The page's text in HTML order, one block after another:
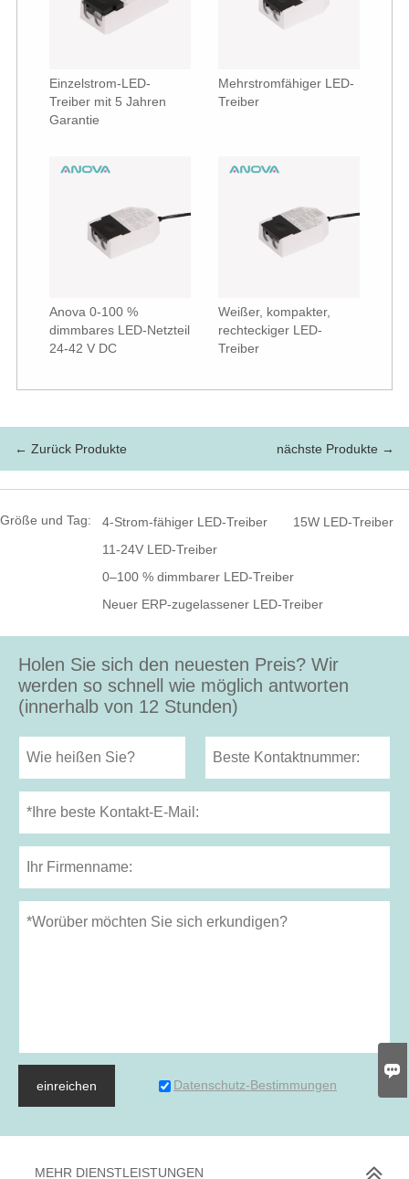
Einzelstrom-LED-
Treiber mit 5 Jahren
Garantie
Mehrstromfähiger LED-
Treiber
Anova 0-100 %
dimmbares LED-Netzteil
24-42 V DC
Weißer, kompakter,
rechteckiger LED-
Treiber
← Zurück Produkte nächste Produkte →
Größe und Tag: 4-Strom-fähiger LED-Treiber
15W LED-Treiber
11-24V LED-Treiber
0–100 % dimmbarer LED-Treiber
Neuer ERP-zugelassener LED-Treiber
Holen Sie sich den neuesten Preis? Wir
werden so schnell wie möglich antworten
(innerhalb von 12 Stunden)
einreichen Datenschutz-Bestimmungen
MEHR DIENSTLEISTUNGEN
